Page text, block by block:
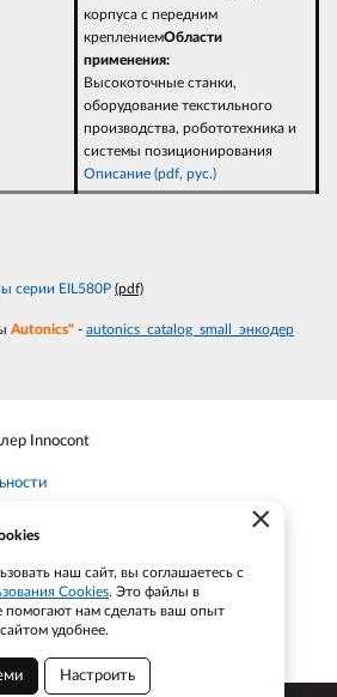
корпуса с передним
креплениемОбласти
применения:
Высокоточные станки,
оборудование текстильного
производства, робототехника и
системы позиционирования
Описание (pdf, рус.)
серии EIL580P (pdf)
Autonics" - autonics_catalog_small_энкодер
Innocont
×
наш сайт, вы соглашаетесь с
Cookies. Это файлы в
помогают нам сделать ваш опыт
удобнее.
Настроить